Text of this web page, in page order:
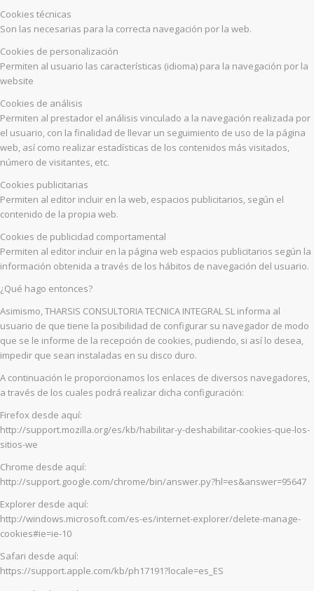
Cookies técnicas
Son las necesarias para la correcta navegación por la web.
Cookies de personalización
Permiten al usuario las características (idioma) para la navegación por la
website
Cookies de análisis
Permiten al prestador el análisis vinculado a la navegación realizada por
el usuario, con la finalidad de llevar un seguimiento de uso de la página
web, así como realizar estadísticas de los contenidos más visitados,
número de visitantes, etc.
Cookies publicitarias
Permiten al editor incluir en la web, espacios publicitarios, según el
contenido de la propia web.
Cookies de publicidad comportamental
Permiten al editor incluir en la página web espacios publicitarios según la
información obtenida a través de los hábitos de navegación del usuario.
¿Qué hago entonces?
Asimismo, THARSIS CONSULTORIA TECNICA INTEGRAL SL informa al
usuario de que tiene la posibilidad de configurar su navegador de modo
que se le informe de la recepción de cookies, pudiendo, si así lo desea,
impedir que sean instaladas en su disco duro.
A continuación le proporcionamos los enlaces de diversos navegadores,
a través de los cuales podrá realizar dicha configuración:
Firefox desde aquí:
http://support.mozilla.org/es/kb/habilitar-y-deshabilitar-cookies-que-los-
sitios-we
Chrome desde aquí:
http://support.google.com/chrome/bin/answer.py?hl=es&answer=95647
Explorer desde aquí:
http://windows.microsoft.com/es-es/internet-explorer/delete-manage-
cookies#ie=ie-10
Safari desde aquí:
https://support.apple.com/kb/ph17191?locale=es_ES